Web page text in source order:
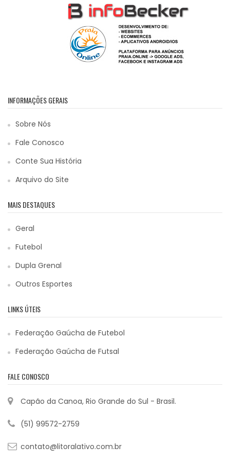
INFORMAÇÕES GERAIS
Sobre Nós
Fale Conosco
Conte Sua História
Arquivo do Site
MAIS DESTAQUES
Geral
Futebol
Dupla Grenal
Outros Esportes
LINKS ÚTEIS
Federação Gaúcha de Futebol
Federação Gaúcha de Futsal
FALE CONOSCO
Capão da Canoa, Rio Grande do Sul - Brasil.
(51) 99572-2759
contato@litoralativo.com.br